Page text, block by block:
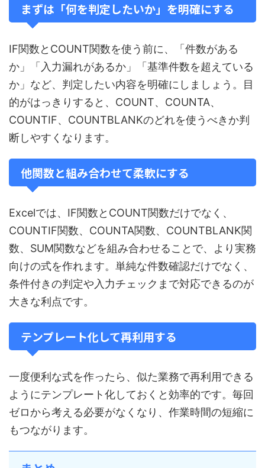
まずは「何を判定したいか」を明確にする
IF関数とCOUNT関数を使う前に、「件数がある
か」「入力漏れがあるか」「基準件数を超えている
か」など、判定したい内容を明確にしましょう。目
的がはっきりすると、COUNT、COUNTA、
COUNTIF、COUNTBLANKのどれを使うべきか判
断しやすくなります。
他関数と組み合わせて柔軟にする
Excelでは、IF関数とCOUNT関数だけでなく、
COUNTIF関数、COUNTA関数、COUNTBLANK関
数、SUM関数などを組み合わせることで、より実務
向けの式を作れます。単純な件数確認だけでなく、
条件付きの判定や入力チェックまで対応できるのが
大きな利点です。
テンプレート化して再利用する
一度便利な式を作ったら、似た業務で再利用できる
ようにテンプレート化しておくと効率的です。毎回
ゼロから考える必要がなくなり、作業時間の短縮に
もつながります。